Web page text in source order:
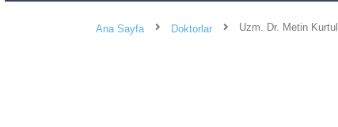
Ana Sayfa Doktorlar Uzm. Dr. Metin Kurtul